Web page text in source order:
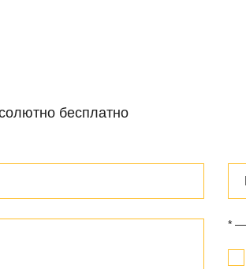
бесплатно
* —